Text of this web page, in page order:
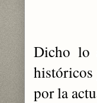
Dicho lo
históricos
por la